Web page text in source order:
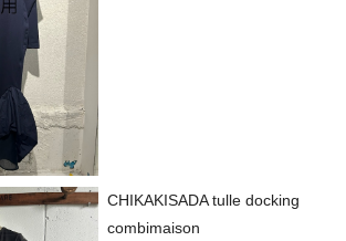
CHIKAKISADA tulle docking
combimaison